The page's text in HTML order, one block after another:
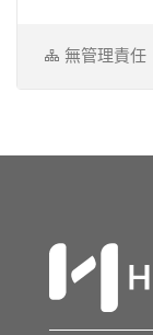
無管理責任